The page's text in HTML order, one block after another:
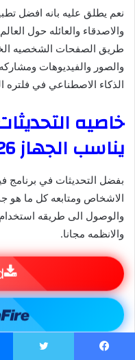
نعم يطلق عليه بانه افضل
والاصدقاء والعائله حول
طريق الصفحات الشخصيه
الذكاء الاصطناعي في فلتره
خاصيه
يناسب الجهاز 2026
بفضل التحديثات في برنامج
الاشخاص ومتابعه كل ما هو
والوصول الى طريقه
والانظمه مجانا.